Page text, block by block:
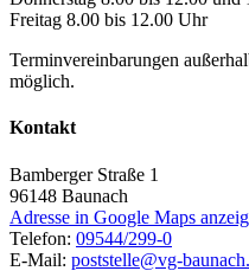
Freitag 8.00 bis 12.00 Uhr
Terminvereinbarungen
möglich.
Kontakt
Bamberger Straße 1
96148 Baunach
Adresse in Google Maps
Telefon: 09544/299-0
E-Mail: poststelle@vg-